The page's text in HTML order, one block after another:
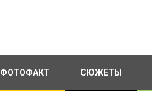
ФОТОФАКТ СЮЖЕТЫ